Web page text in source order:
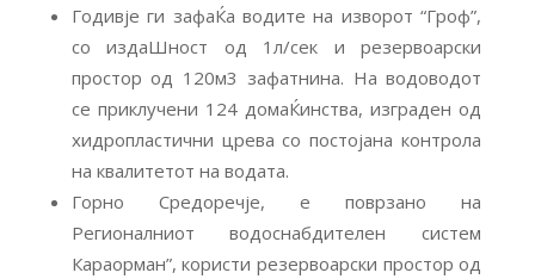
Годивје ги зафаЌа водите на изворот “Гроф”,
со издаШност од 1л/сек и резервоарски
простор од 120м3 зафатнина. На водоводот
се приклучени 124 домаЌинства, изграден од
хидропластични црева со постојана контрола
на квалитетот на водата.
Горно Средоречје, е поврзано на
Регионалниот водоснабдителен систем
Караорман”, користи резервоарски простор од